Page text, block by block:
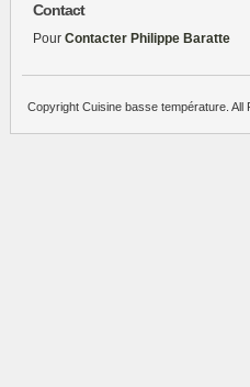
Contact
Pour Contacter Philippe Baratte
Copyright Cuisine basse température. All